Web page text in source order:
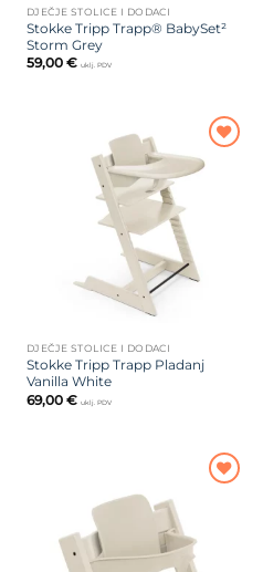
DJEČJE STOLICE I DODACI
Stokke Tripp Trapp® BabySet²
Storm Grey
59,00 € uklj. PDV
Dodajte
na listu
DJEČJE STOLICE I DODACI
Stokke Tripp Trapp Pladanj
Vanilla White
69,00 € uklj. PDV